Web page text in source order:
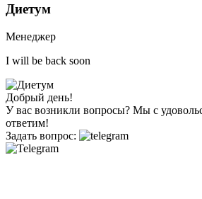
Диетум
Менеджер
I will be back soon
Добрый день!
У вас возникли вопросы? Мы с
ответим!
Задать вопрос: